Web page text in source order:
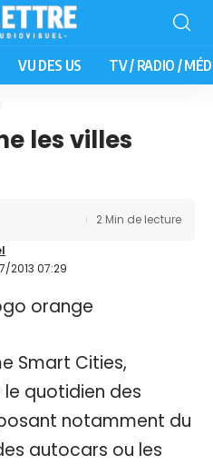
VU DES US TV / RADIO /
les villes
2013 07:29
2 Min de lecture
Smart Cities,
quotidien des
notamment du
autocars ou les